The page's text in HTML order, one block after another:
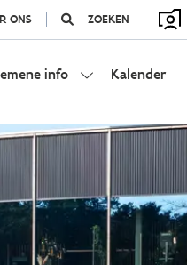
ONS ZOEKEN
info Kalender